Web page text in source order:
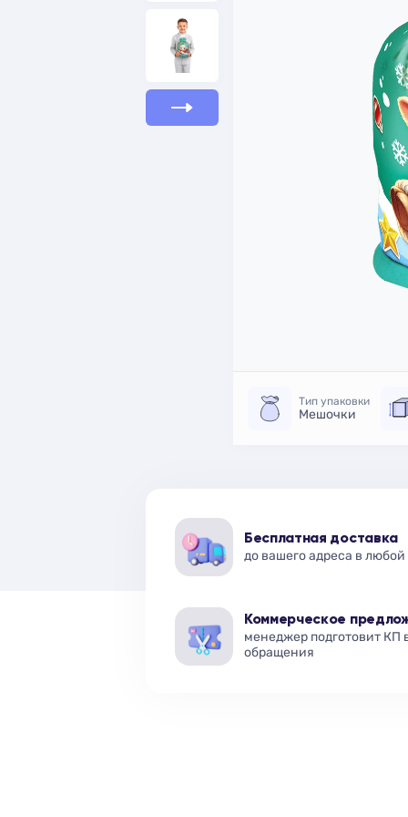
Тип упаковки
Мешочки
Бесплатная доставка
до вашего адреса в любой
Коммерческое
менеджер подготовит КП
обращения